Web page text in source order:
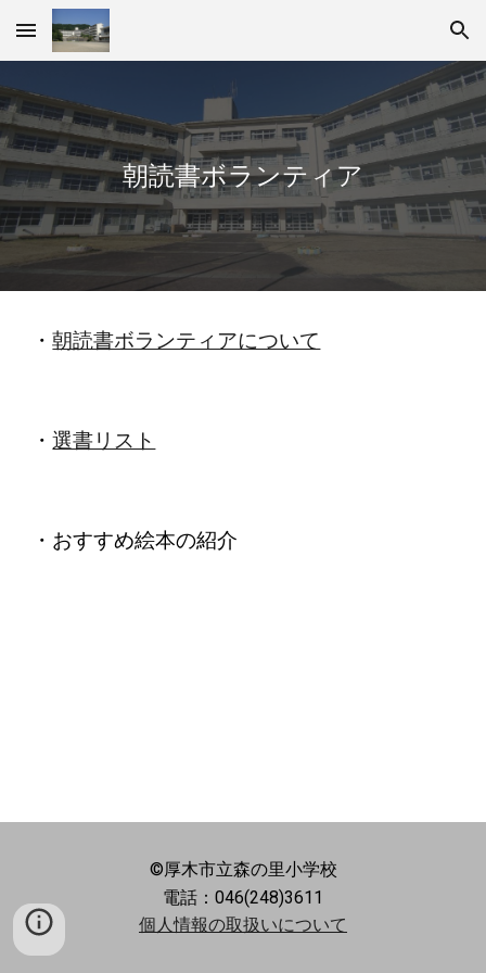
Skip to main content Skip to navigation
朝読書ボランティア
・朝読書ボランティアについて
・選書リスト
・おすすめ絵本の紹介
©厚木市立森の里小学校
電話：046(248)3611
個人情報の取扱いについて